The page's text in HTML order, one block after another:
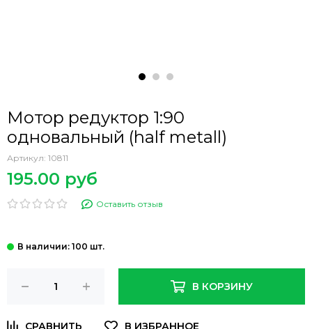
Мотор редуктор 1:90
одновальный (half metall)
Артикул: 10811
195.00 руб
Оставить отзыв
: 100 шт.
В КОРЗИНУ